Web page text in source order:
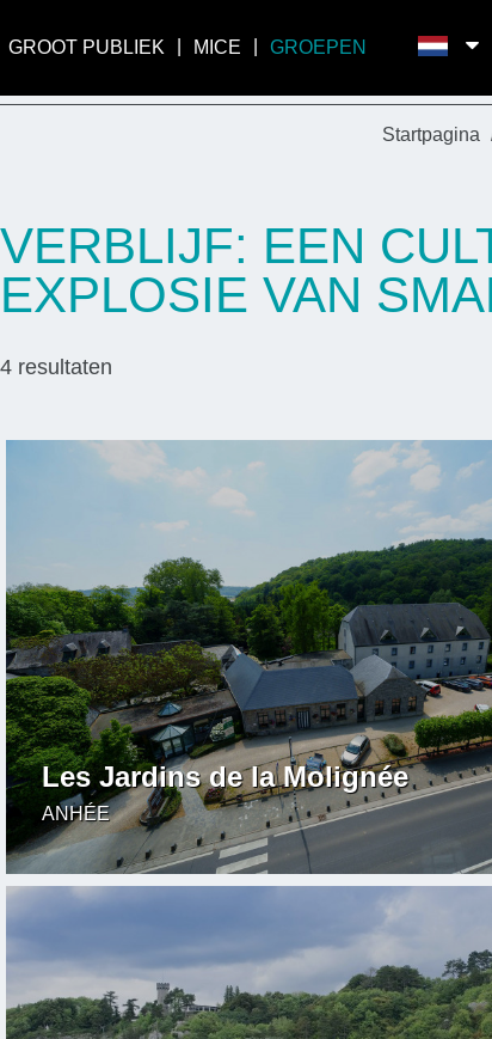
GROOT PUBLIEK MICE GROEPEN
Startpagina
VERBLIJF: EEN
EXPLOSIE VAN
4 resultaten
Les Jardins de la Molignée
ANHÉE